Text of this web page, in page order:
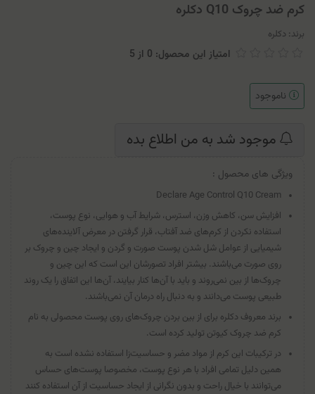
کرم ضد چروک Q10 دکلره
برند: دکلره
امتیاز این محصول: 0 از 5
ناموجود
موجود شد به من اطلاع بده
ویژگی های محصول :
Declare Age Control Q10 Cream
افزایش سن، کاهش وزن، استرس، شرایط آب و هوایی، نوع پوست،
استفاده نکردن از کرم‌های ضد آفتاب، قرار گرفتن در معرض آلاینده‌های
شیمیایی از عوامل شل شدن پوست صورت و گردن و ایجاد چین و چروک بر
روی صورت می‌باشند. بیشتر افراد تصورشان این است که این چین و
چروک‌ها از بین نمی‌روند و باید با آن‌ها کنار بیایند، آن‌ها این اتفاق را یک روند
طبیعی پوست می‌دانند و به دنبال راه درمان آن نمی‌باشند.
برند معروف دکلره برای از بین بردن چروک‌های روی پوست محصولی به نام
کرم ضد چروک کیوتن تولید کرده است.
در ترکیبات این کرم از مواد مضر و حساسیت‌زا استفاده نشده است به
همین دلیل تمامی افراد با هر نوع پوست، مخصوصا پوست‌های حساس
می‌توانند با خیال راحت و بدون نگرانی از ایجاد حساسیت از آن استفاده کنند